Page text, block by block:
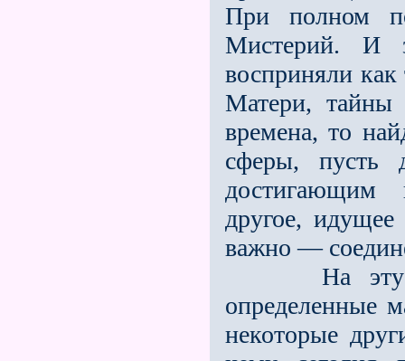
При полном
Мистерий. И
восприняли
Матери,
времена, то
сферы, пусть
достигающим
другое,
важно —
На эту
определенные
не­которые